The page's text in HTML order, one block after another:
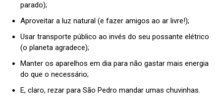
parado);
Aproveitar a luz natural (e fazer amigos ao ar livre!);
Usar transporte público ao invés do seu possante elétrico
(o planeta agradece);
Manter os aparelhos em dia para não gastar mais energia
do que o necessário;
E, claro, rezar para São Pedro mandar umas chuvinhas.